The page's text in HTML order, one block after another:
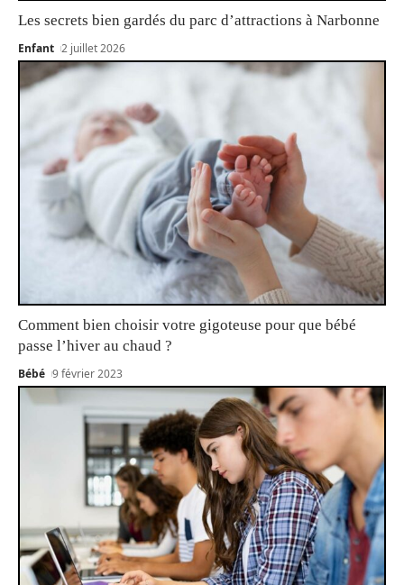
Les secrets bien gardés du parc d’attractions à Narbonne
Enfant 2 juillet 2026
Comment bien choisir votre gigoteuse pour que bébé
passe l’hiver au chaud ?
Bébé 9 février 2023